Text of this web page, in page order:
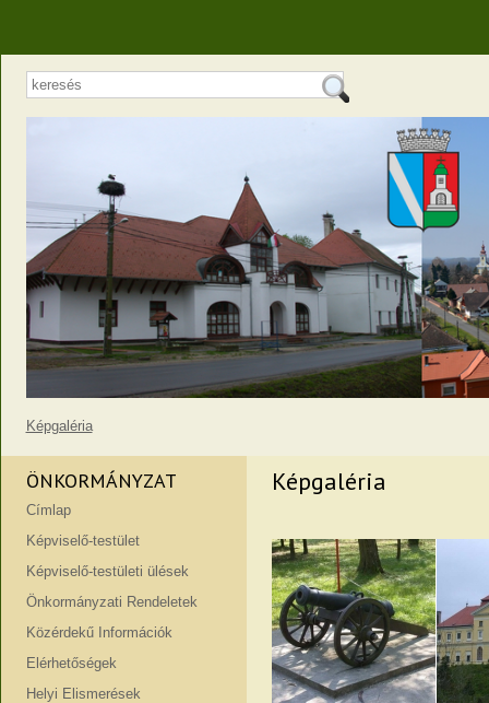
Képgaléria
ÖNKORMÁNYZAT
Címlap
Képviselő-testület
Képviselő-testületi ülések
Önkormányzati Rendeletek
Közérdekű Információk
Elérhetőségek
Helyi Elismerések
Képgaléria